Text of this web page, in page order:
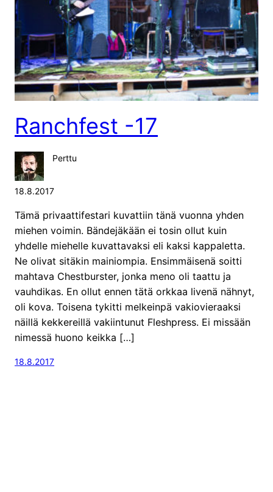
Ranchfest -17
Perttu
18.8.2017
Tämä privaattifestari kuvattiin tänä vuonna yhden
miehen voimin. Bändejäkään ei tosin ollut kuin
yhdelle miehelle kuvattavaksi eli kaksi kappaletta.
Ne olivat sitäkin mainiompia. Ensimmäisenä soitti
mahtava Chestburster, jonka meno oli taattu ja
vauhdikas. En ollut ennen tätä orkkaa livenä nähnyt,
oli kova. Toisena tykitti melkeinpä vakiovieraaksi
näillä kekkereillä vakiintunut Fleshpress. Ei missään
nimessä huono keikka […]
18.8.2017